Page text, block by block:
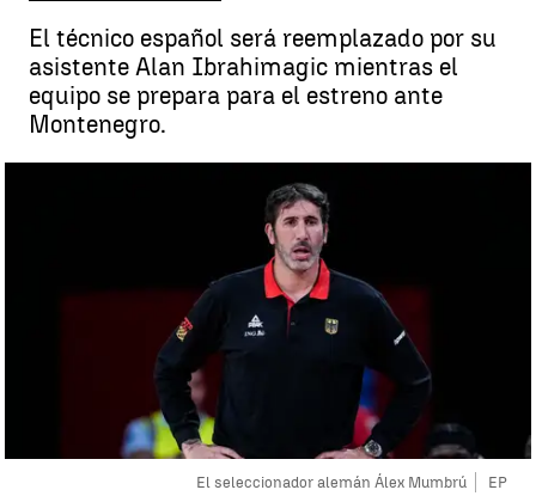
El técnico español será reemplazado por su
asistente Alan Ibrahimagic mientras el
equipo se prepara para el estreno ante
Montenegro.
El seleccionador alemán Álex Mumbrú EP